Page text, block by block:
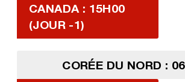
CANADA : 15H00
(JOUR -1)
CORÉE DU NORD :